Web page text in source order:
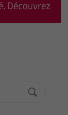
Découvrez